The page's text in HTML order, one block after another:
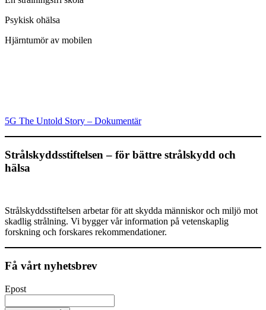
Psykisk ohälsa
Hjärntumör av mobilen
5G The Untold Story – Dokumentär
Strålskyddsstiftelsen – för bättre strålskydd och
hälsa
Strålskyddsstiftelsen arbetar för att skydda människor och miljö mot
skadlig strålning. Vi bygger vår information på vetenskaplig
forskning och forskares rekommendationer.
Få vårt nyhetsbrev
Epost